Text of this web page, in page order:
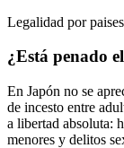
Legalidad por paises
¿Está penado
En Japón no se
de incesto entre
a libertad absoluta:
menores y delitos